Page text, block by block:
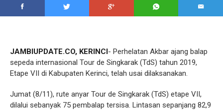
JAMBIUPDATE.CO, KERINCI- Perhelatan Akbar ajang balap
sepeda internasional Tour de Singkarak (TdS) tahun 2019,
Etape VII di Kabupaten Kerinci, telah usai dilaksanakan.
Jumat (8/11), rute anyar Tour de Singkarak (TdS) etape VII,
dilalui sebanyak 75 pembalap tersisa. Lintasan sepanjang 82,9